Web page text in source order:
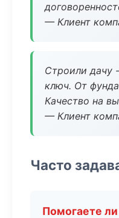
— Клиент
Строили дачу
ключ. От
Качество на
— Клиент
Часто
Помогаете